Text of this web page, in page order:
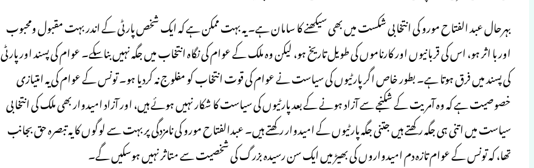
بہرحال عبد الفتاح مورو کی انتخابی شکست میں بھی سیکھنے کا سامان ہے۔ یہ بہت ممکن ہے کہ ایک شخص پارٹی کے اندر بہت مقبول ومحبوب
اور با اثر ہو، اس کی قربانیوں اور کارناموں کی طویل تاریخ ہو، لیکن وہ ملک کے عوام کی نگاہ انتخاب میں جگہ نہیں بناسکے۔ عوام کی پسند اور پارٹی
کی پسند میں فرق ہوتا ہے۔ بطور خاص اگر پارٹیوں کی سیاست نے عوام کی قوت انتخاب کو مفلوج نہ کردیا ہو۔ تونس کے عوام کی یہ امتیازی
خصوصیت ہے کہ وہ آمریت کے شکنجے سے آزاد ہونے کے بعد پارٹیوں کی سیاست کا شکار نہیں ہوئے ہیں، اور آزاد امیدوار بھی ملک کی انتخابی
سیاست میں اتنی ہی جگہ رکھتے ہیں جتنی جگہ پارٹیوں کے امیدوار رکھتے ہیں۔ عبدالفتاح مورو کی نامزدگی پر بہت سے لوگوں کا یہ تبصرہ حق بجانب
تھا، کہ تونس کے عوام تازہ دم امیدواروں کی بھیڑ میں ایک سن رسیدہ بزرگ کی شخصیت سے متاثر نہیں ہوسکیں گے۔